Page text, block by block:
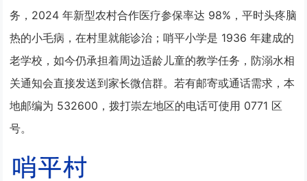
务，2024 年新型农村合作医疗参保率达 98%，平时头疼脑
热的小毛病，在村里就能诊治；哨平小学是 1936 年建成的
老学校，如今仍承担着周边适龄儿童的教学任务，防溺水相
关通知会直接发送到家长微信群。若有邮寄或通话需求，本
地邮编为 532600，拨打崇左地区的电话可使用 0771 区
号。